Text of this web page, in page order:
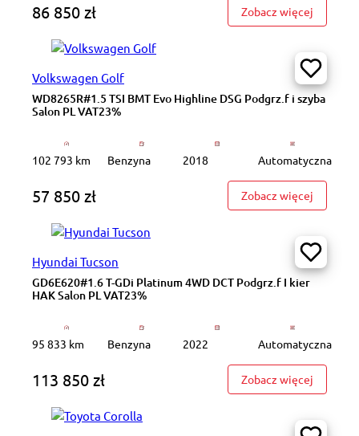
86 850 zł Zobacz więcej
Volkswagen Golf
WD8265R#1.5 TSI BMT Evo Highline DSG Podgrz.f i szyba
Salon PL VAT23%
102 793 km Benzyna 2018 Automatyczna
57 850 zł Zobacz więcej
Hyundai Tucson
GD6E620#1.6 T-GDi Platinum 4WD DCT Podgrz.f I kier
HAK Salon PL VAT23%
95 833 km Benzyna 2022 Automatyczna
113 850 zł Zobacz więcej